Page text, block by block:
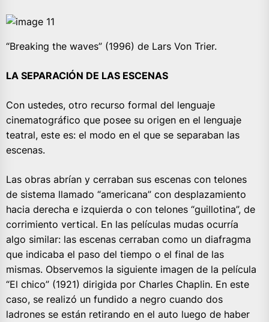
“Breaking the waves” (1996) de Lars Von Trier.
LA SEPARACIÓN DE LAS ESCENAS
Con ustedes, otro recurso formal del lenguaje
cinematográfico que posee su origen en el lenguaje
teatral, este es: el modo en el que se separaban las
escenas.
Las obras abrían y cerraban sus escenas con telones
de sistema llamado “americana” con desplazamiento
hacia derecha e izquierda o con telones “guillotina”, de
corrimiento vertical. En las películas mudas ocurría
algo similar: las escenas cerraban como un diafragma
que indicaba el paso del tiempo o el final de las
mismas. Observemos la siguiente imagen de la película
“El chico” (1921) dirigida por Charles Chaplin. En este
caso, se realizó un fundido a negro cuando dos
ladrones se están retirando en el auto luego de haber